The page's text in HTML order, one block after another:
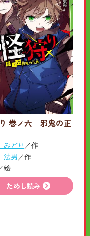
巻ノ六 邪鬼の正
どり ／作
男 ／作
絵
ためし読み